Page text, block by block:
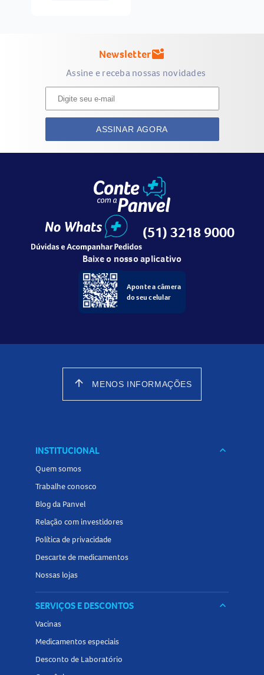
Newslettermark_email_unread
Assine e receba nossas novidades
ASSINAR AGORA
(51) 3218 9000
Baixe o nosso aplicativo
Aponte a câmera
do seu celular
arrow_upward MENOS INFORMAÇÕES
INSTITUCIONAL keyboard_arrow_down
Quem somos
Trabalhe conosco
Blog da Panvel
Relação com investidores
Política de privacidade
Descarte de medicamentos
Nossas lojas
SERVIÇOS E DESCONTOS keyboard_arrow_down
Vacinas
Medicamentos especiais
Desconto de Laboratório